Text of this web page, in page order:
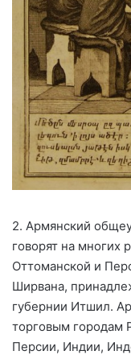
2. Армянский
говорят на многих
Оттоманской и
Ширвана,
губернии Итшил.
торговым городам
Персии, Индии,